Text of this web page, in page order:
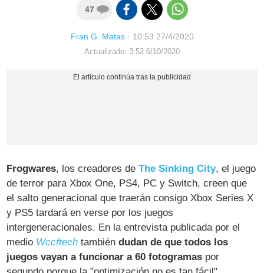
47
Fran G. Matas· 10:53 27/4/2020
Actualizado: 3:52 6/10/2020
Frogwares, los creadores deThe Sinking City, el juego
de terror para Xbox One, PS4, PC y Switch, creen que
el salto generacional que traerán consigo Xbox Series X
y PS5 tardará en verse por los juegos
intergeneracionales. En la entrevista publicada por el
medio Wccftech tambiéndudan de que todos los
juegos vayan a funcionar a 60 fotogramas por